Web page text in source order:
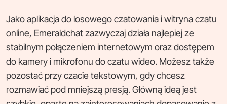
Jako aplikacja do losowego czatowania i witryna czatu
online, Emeraldchat zazwyczaj działa najlepiej ze
stabilnym połączeniem internetowym oraz dostępem
do kamery i mikrofonu do czatu wideo. Możesz także
pozostać przy czacie tekstowym, gdy chcesz
rozmawiać pod mniejszą presją. Główną ideą jest